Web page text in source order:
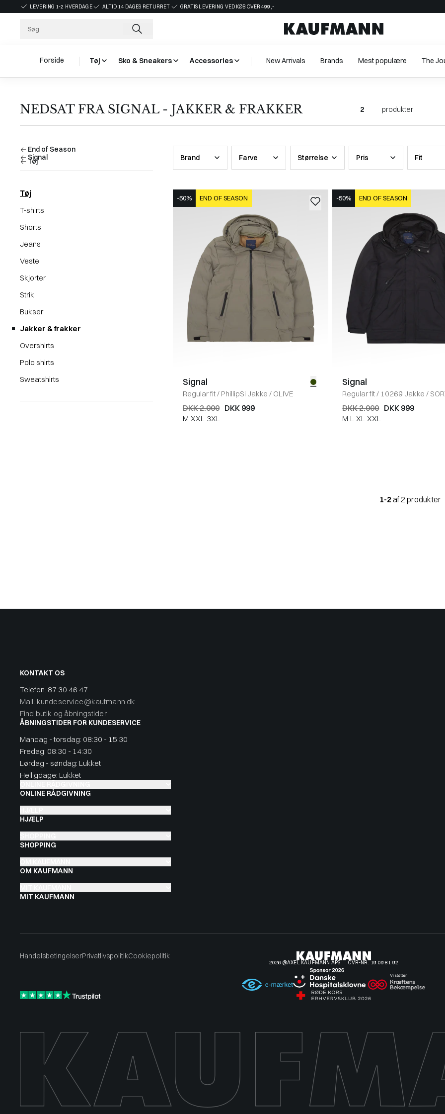
LEVERING 1-2 HVERDAGE ALTID 14 DAGES RETURRET GRATIS LEVERING VED KØB OVER 499,-
Forside Tøj Sko & Sneakers Accessories New Arrivals Brands Mest populære The
NEDSAT FRA SIGNAL - JAKKER & FRAKKER 2 produkter
End of Season
Signal
Tøj
Tøj
T-shirts
Shorts
Jeans
Veste
Skjorter
Strik
Bukser
Jakker & frakker
Overshirts
Polo shirts
Sweatshirts
Brand Farve Størrelse Pris Fit
-50% END OF SEASON
Signal
Regular fit/ PhillipSi Jakke / OLIVE
DKK 2.000 DKK 999
M XXL 3XL
-50% END OF SEASON
Signal
Regular fit/ 10269 Jakke /
DKK 2.000 DKK 999
M L XL XXL
1-2 af 2 produkter
KONTAKT OS
Telefon: 87 30 46 47
Mail: kundeservice@kaufmann.dk
Find butik og åbningstider
ÅBNINGSTIDER FOR KUNDESERVICE
Mandag - torsdag: 08:30 - 15:30
Fredag: 08:30 - 14:30
Lørdag - søndag: Lukket
Helligdage: Lukket
ONLINE RÅDGIVNING
HJÆLP
SHOPPING
OM KAUFMANN
MIT KAUFMANN
HandelsbetingelserPrivatlivspolitikCookiepolitik
2026 @AXEL KAUFMANN APS CVR-NR. 19 09 81 92